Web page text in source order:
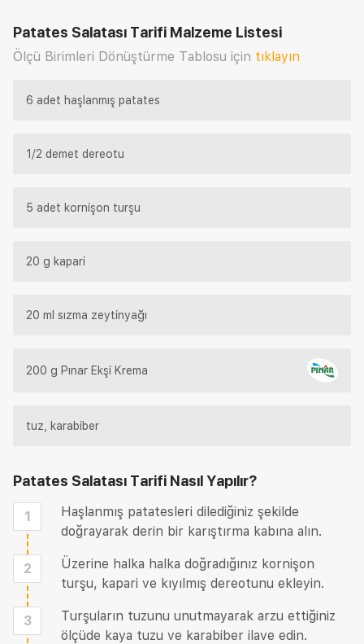
Patates Salatası Tarifi Malzeme Listesi
Ölçü Birimleri Dönüştürme Tablosu için tıklayın
6 adet haşlanmış patates
1/2 demet dereotu
5 adet kornişon turşu
20 g kapari
20 ml sızma zeytinyağı
200 g Pınar Ekşi Krema
tuz, karabiber
Patates Salatası Tarifi Nasıl Yapılır?
1
Haşlanmış patatesleri dilediğiniz şekilde
doğrayarak derin bir karıştırma kabına alın.
2
Üzerine halka halka doğradığınız kornişon
turşu, kapari ve kıyılmış dereotunu ekleyin.
3
Turşuların tuzunu unutmayarak arzu ettiğiniz
ölçüde kaya tuzu ve karabiber ilave edin.